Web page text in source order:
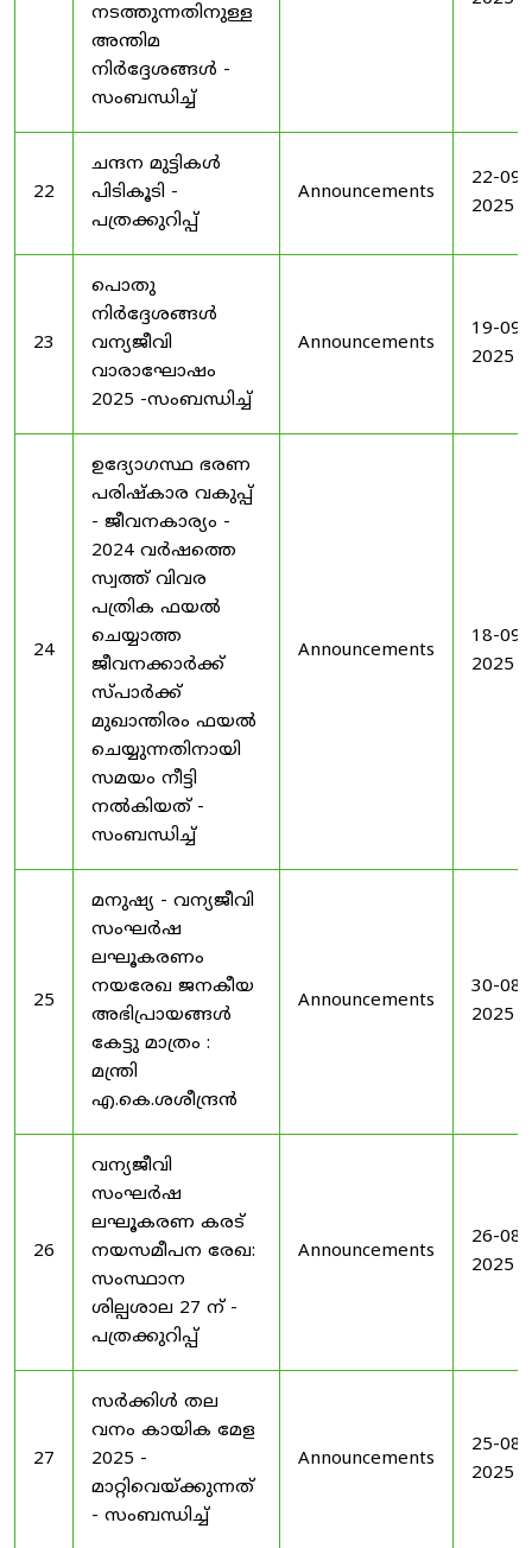
നടത്തുന്നതിനുള്ള
അന്തിമ
നിർദ്ദേശങ്ങൾ -
സംബന്ധിച്ച്
22
ചന്ദന മുട്ടികൾ
പിടികൂടി -
പത്രക്കുറിപ്പ്
Announcements
22-09-
2025
23
പൊതു
നിർദ്ദേശങ്ങൾ
വന്യജീവി
വാരാഘോഷം
2025 -സംബന്ധിച്ച്
Announcements
19-09-
2025
24
ഉദ്യോഗസ്ഥ ഭരണ
പരിഷ്കാര വകുപ്പ്
- ജീവനകാര്യം -
2024 വർഷത്തെ
സ്വത്ത് വിവര
പത്രിക ഫയൽ
ചെയ്യാത്ത
ജീവനക്കാർക്ക്
സ്പാർക്ക്
മുഖാന്തിരം ഫയൽ
ചെയ്യുന്നതിനായി
സമയം നീട്ടി
നൽകിയത് -
സംബന്ധിച്ച്
Announcements
18-09-
2025
25
മനുഷ്യ - വന്യജീവി
സംഘർഷ
ലഘൂകരണം
നയരേഖ ജനകീയ
അഭിപ്രായങ്ങൾ
കേട്ടു മാത്രം :
മന്ത്രി
എ.കെ.ശശീന്ദ്രൻ
Announcements
30-08-
2025
26
വന്യജീവി
സംഘർഷ
ലഘൂകരണ കരട്
നയസമീപന രേഖ:
സംസ്ഥാന
ശില്പശാല 27 ന് -
പത്രക്കുറിപ്പ്
Announcements
26-08-
2025
27
സർക്കിൾ തല
വനം കായിക മേള
2025 -
മാറ്റിവെയ്ക്കുന്നത്
- സംബന്ധിച്ച്
Announcements
25-08-
2025